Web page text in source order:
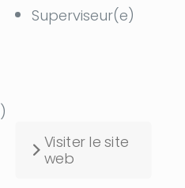
)
Superviseur(e)
Visiter le site
web